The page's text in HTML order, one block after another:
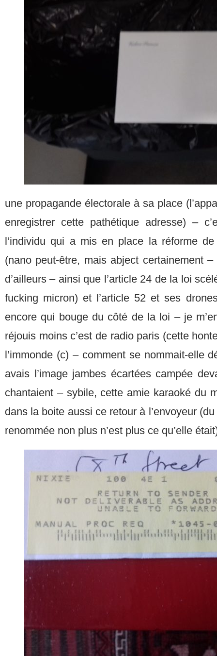
une propagande électorale à sa place
enregistrer cette pathétique adresse) –
l’individu qui a mis en place la réforme de
(nano peut-être, mais abject certainement
d’ailleurs – ainsi que l’article 24 de la loi
fucking micron) et l’article 52 et ses
encore qui bouge du côté de la loi – je
réjouis moins c’est de radio paris (cette
l’immonde (c) – comment se nommait-elle
avais l’image jambes écartées campée
chantaient – sybile, cette amie karaoké du
dans la boite aussi ce retour à l’envoyeur
renommée non plus n’est plus ce qu’elle